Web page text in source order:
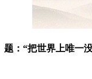
题：“把世界上唯一